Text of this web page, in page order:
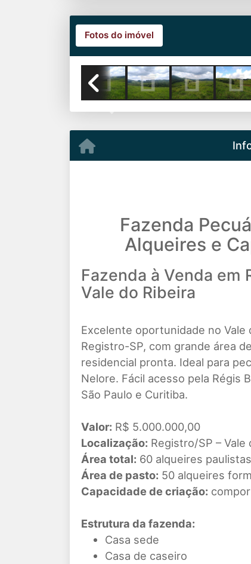
Fotos do imóvel
Fazenda
Alqueires e
Fazenda à Venda em
Vale do Ribeira
Excelente oportunidade no Vale
Registro-SP, com grande área
residencial pronta. Ideal para
Nelore. Fácil acesso pela Régis
São Paulo e Curitiba.
Valor: R$ 5.000.000,00
Localização: Registro/SP – Vale
Área total: 60 alqueires paulistas
Área de pasto: 50 alqueires
Capacidade de criação:
Estrutura da fazenda:
Casa sede
Casa de caseiro